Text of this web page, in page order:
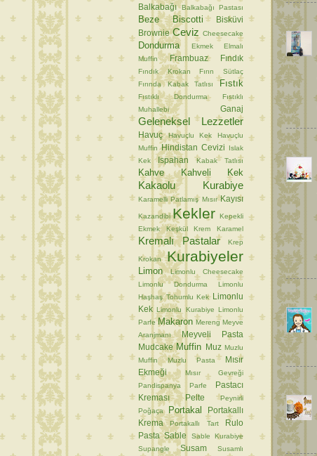
Balkabağı Balkabağı Pastası
Beze Biscotti
Bisküvi
Brownie Ceviz Cheesecake
Dondurma Ekmek
Elmalı
Muffin
Frambuaz Fındık
Fındık Krokan
Fırın Sütlaç
Fırında Kabak Tatlısı
Fıstık
Fıstıklı Dondurma
Fıstıklı
Muhallebi
Ganaj
Geleneksel Lezzetler
Havuç Havuçlu Kek
Havuçlu
Muffin Hindistan Cevizi
Islak
Kek
Ispahan Kabak Tatlısı
Kahve Kahveli Kek
Kakaolu Kurabiye
Karamelli Patlamış Mısır Kayısı
Kazandibi Kekler Kepekli
Ekmek
Keşkül Krem Karamel
Kremalı Pastalar Krep
Krokan Kurabiyeler
Limon
Limonlu Cheesecake
Limonlu Dondurma
Limonlu
Haşhaş Tohumlu Kek
Limonlu
Kek Limonlu Kurabiye Limonlu
Parfe Makaron Mereng Meyve
Aranjmanı
Meyveli Pasta
Mudcake Muffin Muz Muzlu
Muffin
Muzlu Pasta
Mısır
Ekmeği
Mısır Gevreği
Pandispanya
Parfe
Pastacı
Kreması
Pelte
Peynirli
Poğaça
Portakal
Portakallı
Krema
Portakallı Tart
Rulo
Pasta Sable
Sable Kurabiye
Supangle
Susam Susamlı